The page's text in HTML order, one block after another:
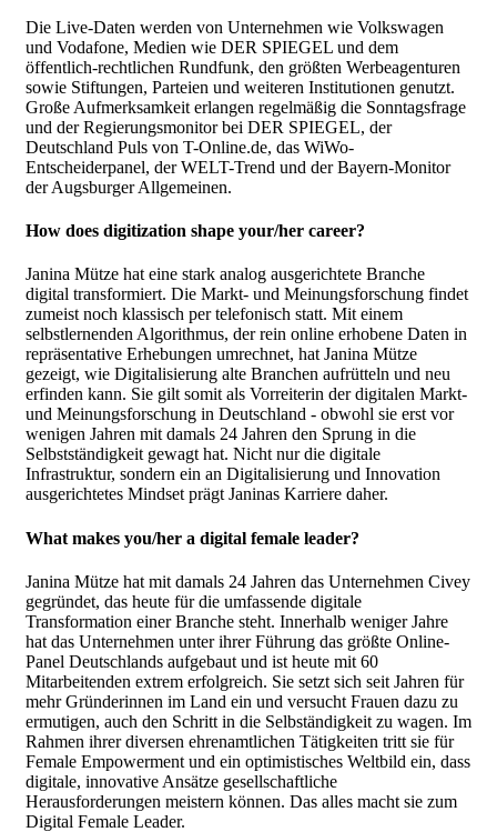
Die Live-Daten werden von Unternehmen wie Volkswagen
und Vodafone, Medien wie DER SPIEGEL und dem
öffentlich-rechtlichen Rundfunk, den größten Werbeagenturen
sowie Stiftungen, Parteien und weiteren Institutionen genutzt.
Große Aufmerksamkeit erlangen regelmäßig die Sonntagsfrage
und der Regierungsmonitor bei DER SPIEGEL, der
Deutschland Puls von T-Online.de, das WiWo-
Entscheiderpanel, der WELT-Trend und der Bayern-Monitor
der Augsburger Allgemeinen.
How does digitization shape your/her career?
Janina Mütze hat eine stark analog ausgerichtete Branche
digital transformiert. Die Markt- und Meinungsforschung findet
zumeist noch klassisch per telefonisch statt. Mit einem
selbstlernenden Algorithmus, der rein online erhobene Daten in
repräsentative Erhebungen umrechnet, hat Janina Mütze
gezeigt, wie Digitalisierung alte Branchen aufrütteln und neu
erfinden kann. Sie gilt somit als Vorreiterin der digitalen Markt-
und Meinungsforschung in Deutschland - obwohl sie erst vor
wenigen Jahren mit damals 24 Jahren den Sprung in die
Selbstständigkeit gewagt hat. Nicht nur die digitale
Infrastruktur, sondern ein an Digitalisierung und Innovation
ausgerichtetes Mindset prägt Janinas Karriere daher.
What makes you/her a digital female leader?
Janina Mütze hat mit damals 24 Jahren das Unternehmen Civey
gegründet, das heute für die umfassende digitale
Transformation einer Branche steht. Innerhalb weniger Jahre
hat das Unternehmen unter ihrer Führung das größte Online-
Panel Deutschlands aufgebaut und ist heute mit 60
Mitarbeitenden extrem erfolgreich. Sie setzt sich seit Jahren für
mehr Gründerinnen im Land ein und versucht Frauen dazu zu
ermutigen, auch den Schritt in die Selbständigkeit zu wagen. Im
Rahmen ihrer diversen ehrenamtlichen Tätigkeiten tritt sie für
Female Empowerment und ein optimistisches Weltbild ein, dass
digitale, innovative Ansätze gesellschaftliche
Herausforderungen meistern können. Das alles macht sie zum
Digital Female Leader.